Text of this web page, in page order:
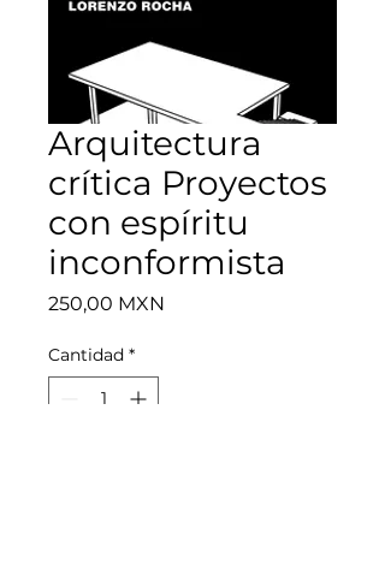
Arquitectura
crítica Proyectos
con espíritu
inconformista
250,00 MXN
Cantidad *